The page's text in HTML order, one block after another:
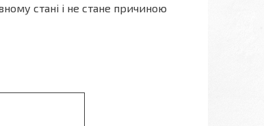
стані і не стане причиною